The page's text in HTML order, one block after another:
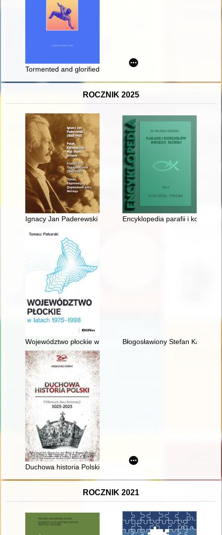
Tormented and glorified body - The example of st. Adalbert
ROCZNIK 2025
Ignacy Jan Paderewski (1860-1941) : Polak, Europejczyk,
Encyklopedia parafii i
Województwo płockie w latach 1975-1998Błogosławiony Stefan
Duchowa historia Polski : millenium dwu koronacji 1025-2025
ROCZNIK 2021